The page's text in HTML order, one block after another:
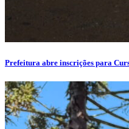
Prefeitura abre inscrições para